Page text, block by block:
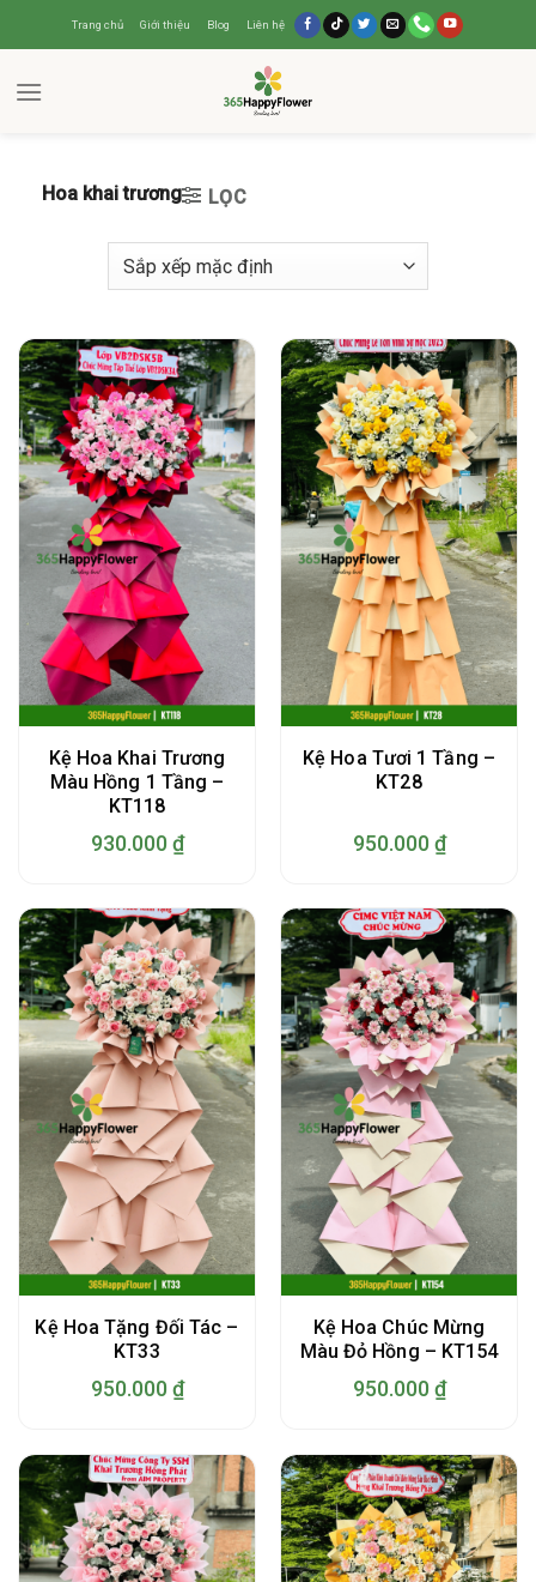
Trang chủ Giới thiệu Blog Liên hệ
Hoa khai trương LỌC
Kệ Hoa Khai Trương
Màu Hồng 1 Tầng –
KT118
930.000 ₫
Kệ Hoa Tươi 1 Tầng –
KT28
950.000 ₫
Kệ Hoa Tặng Đối Tác –
KT33
950.000 ₫
Kệ Hoa Chúc Mừng
Màu Đỏ Hồng – KT154
950.000 ₫